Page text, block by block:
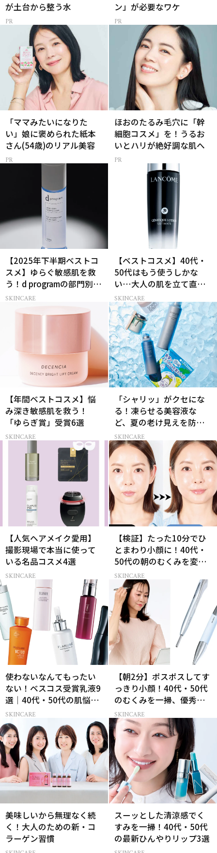
が土台から整う水
ン」が必要なワケ
「ママみたいになりた
い」娘に褒められた紙本
さん(54歳)のリアル美容
ほおのたるみ毛穴に「幹
細胞コスメ」を！うるお
いとハリが絶好調な肌へ
【2025年下半期ベストコ
スメ】ゆらぐ敏感肌を救
う！d programの部門別受
賞アイテム紹介！
SKINCARE
【ベストコスメ】40代・
50代はもう使うしかな
い…大人の肌を立て直す
「LANCÔME」部門別受
賞アイテム
SKINCARE
【年間ベストコスメ】悩
み深き敏感肌を救う！
「ゆらぎ賞」受賞6選
SKINCARE
「シャリッ」がクセにな
る！凍らせる美容液な
ど、夏の老け見えを防ぐ
冷感コスメ
SKINCARE
【人気ヘアメイク愛用】
撮影現場で本当に使って
いる名品コスメ4選
SKINCARE
【検証】たった10分でひ
とまわり小顔に！40代・
50代の朝のむくみを変え
る「ながら美顔器」
SKINCARE
使わないなんてもったい
ない！ベスコス受賞乳液9
選｜40代・50代の肌悩み
別まとめ
SKINCARE
【朝2分】ポスポスしてす
っきり小顔！40代・50代
のむくみを一掃、優秀ペ
ン型美顔器2選
SKINCARE
美味しいから無理なく続
く！大人のための新・コ
ラーゲン習慣
スーッとした清涼感でく
すみを一掃！40代・50代
の最新ひんやりリップ3選